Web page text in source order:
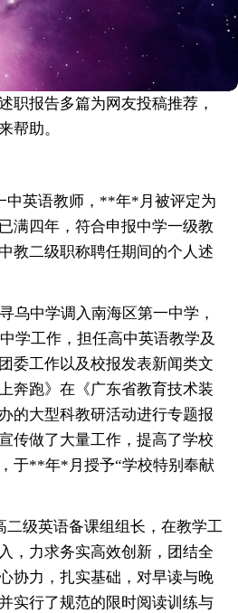
职报告多篇为网友投稿推荐，
帮助。
中英语教师，**年*月被评定为
满四年，符合申报中学一级教
教二级职称聘任期间的个人述
乌中学调入南海区第一中学，
学工作，担任高中英语教学及
委工作以及校报发表新闻类文
奔跑》在《广东省教育技术装
的大型科教研活动进行专题报
传做了大量工作，提高了学校
于**年*月授予“学校特别奉献
级英语备课组组长，在教学工
，力求务实高效创新，团结全
协力，扎实基础，对早读与晚
实行了规范的限时阅读训练与